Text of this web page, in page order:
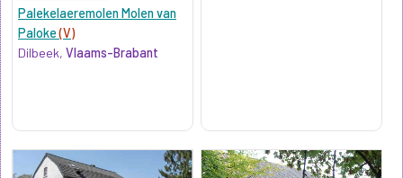
Palekelaeremolen Molen van
Paloke(V)
Dilbeek, Vlaams-Brabant